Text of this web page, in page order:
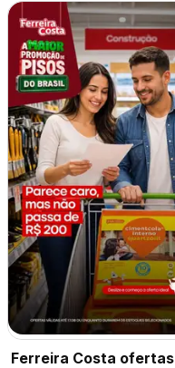
Ferreira Costa ofertas